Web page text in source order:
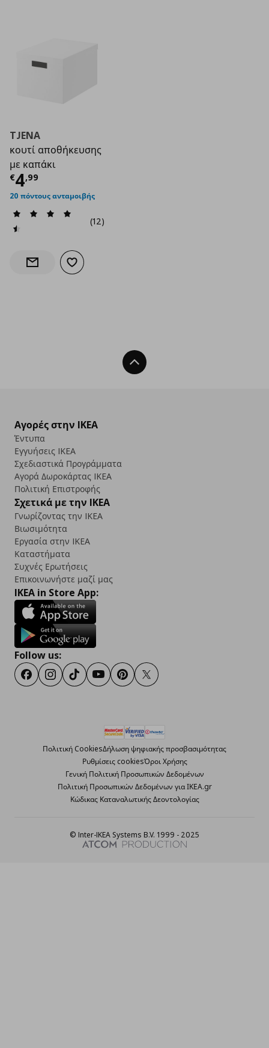
TJENA
κουτί αποθήκευσης
με καπάκι
€4,99
Τρέχουσα τιμή
20 πόντους ανταμοιβής
(12)
Ενημέρωση διαθεσιμότητας
Προσθήκη στα αγαπημένα
Back To Top
Αγορές στην IKEA
Έντυπα
Εγγυήσεις IKEA
Σχεδιαστικά Προγράμματα
Αγορά Δωρoκάρτας IKEA
Πολιτική Επιστροφής
Σχετικά με την IKEA
Γνωρίζοντας την IKEA
Βιωσιμότητα
Εργασία στην IKEA
Καταστήματα
Συχνές Ερωτήσεις
Επικοινωνήστε μαζί μας
IKEA in Store App:
Follow us:
FacebookInstagram
TikTokYoutubePinterestTwitter
Πολιτική CookiesΔήλωση ψηφιακής προσβασιμότητας
Ρυθμίσεις cookiesΌροι Χρήσης
Γενική Πολιτική Προσωπικών Δεδομένων
Πολιτική Προσωπικών Δεδομένων για ΙΚΕΑ.gr
Κώδικας Καταναλωτικής Δεοντολογίας
© Inter-IKEA Systems B.V. 1999 - 2025